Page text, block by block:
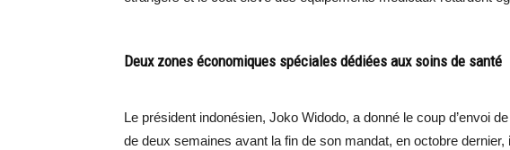
Deux zones économiques spéciales dédiées aux soins de santé
Le président indonésien, Joko Widodo, a donné le coup d’envoi
de deux semaines avant la fin de son mandat, en octobre dernier,